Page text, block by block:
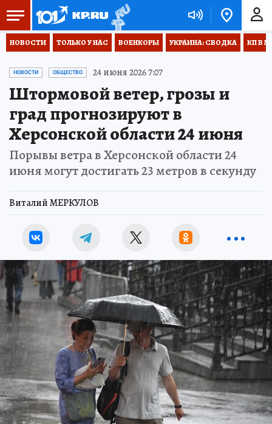
НОВОСТИ ТОЛЬКО У НАС ВОЕНКОРЫ УКРАИНА: СВОДКА КП В
НОВОСТИ ОБЩЕСТВО 24 июня 2026 7:07
Штормовой ветер, грозы и
град прогнозируют в
Херсонской области 24 июня
Порывы ветра в Херсонской области 24
июня могут достигать 23 метров в секунду
Виталий МЕРКУЛОВ